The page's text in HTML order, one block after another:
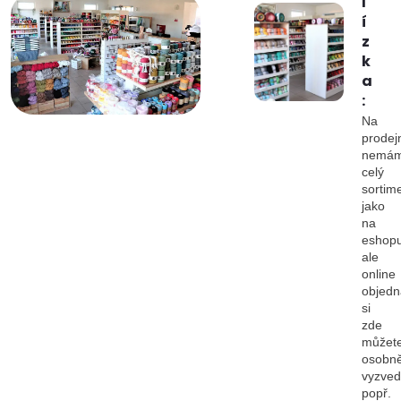
í
z
k
a
:
Na
celý
jako
na
ale
online
si
zde
popř.